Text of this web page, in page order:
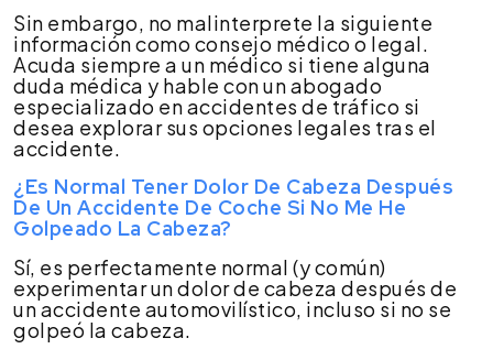
Sin embargo, no malinterprete la siguiente
información como consejo médico o legal.
Acuda siempre a un médico si tiene alguna
duda médica y hable con un abogado
especializado en accidentes de tráfico si
desea explorar sus opciones legales tras el
accidente.
¿Es Normal Tener Dolor De Cabeza Después
De Un Accidente De Coche Si No Me He
Golpeado La Cabeza?
Sí, es perfectamente normal (y común)
experimentar un dolor de cabeza después de
un accidente automovilístico, incluso si no se
golpeó la cabeza.